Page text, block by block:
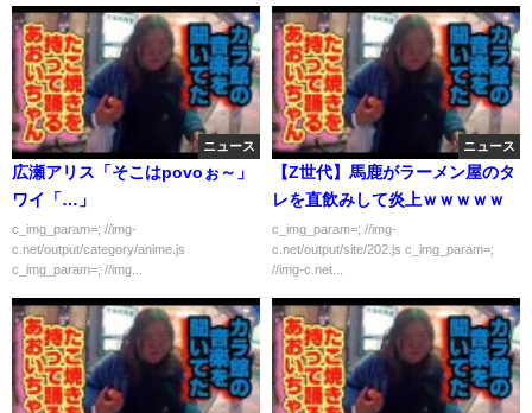
ニュース
広瀬アリス「そこはpovoぉ～」
ワイ「…」
c_img_param=; //img-
c.net/output/category/anime.js
c_img_param=; //img...
ニュース
【Z世代】馬鹿がラーメン屋のタ
レを直飲みして炎上ｗｗｗｗｗ
c_img_param=; //img-
c.net/output/site/202.js c_img_param=;
//img-c.net...